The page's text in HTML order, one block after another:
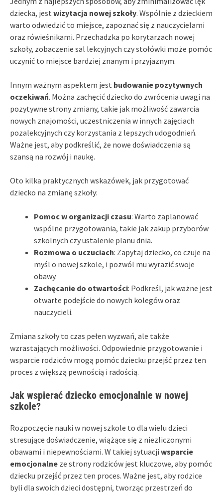
dziecka, jest wizytacja nowej szkoły. Wspólnie z dzieckiem
warto odwiedzić to miejsce, zapoznać się z nauczycielami
oraz rówieśnikami. Przechadzka po korytarzach nowej
szkoły, zobaczenie sal lekcyjnych czy stołówki może pomóc
uczynić to miejsce bardziej znanym i przyjaznym.
Innym ważnym aspektem jest budowanie pozytywnych
oczekiwań. Można zachęcić dziecko do zwrócenia uwagi na
pozytywne strony zmiany, takie jak możliwość zawarcia
nowych znajomości, uczestniczenia w innych zajęciach
pozalekcyjnych czy korzystania z lepszych udogodnień.
Ważne jest, aby podkreślić, że nowe doświadczenia są
szansą na rozwój i naukę.
Oto kilka praktycznych wskazówek, jak przygotować
dziecko na zmianę szkoły:
Pomoc w organizacji czasu: Warto zaplanować
wspólne przygotowania, takie jak zakup przyborów
szkolnych czy ustalenie planu dnia.
Rozmowa o uczuciach: Zapytaj dziecko, co czuje na
myśl o nowej szkole, i pozwól mu wyrazić swoje
obawy.
Zachęcanie do otwartości: Podkreśl, jak ważne jest
otwarte podejście do nowych kolegów oraz
nauczycieli.
Zmiana szkoły to czas pełen wyzwań, ale także
wzrastających możliwości. Odpowiednie przygotowanie i
wsparcie rodziców mogą pomóc dziecku przejść przez ten
proces z większą pewnością i radością.
Jak wspierać dziecko emocjonalnie w nowej
szkole?
Rozpoczęcie nauki w nowej szkole to dla wielu dzieci
stresujące doświadczenie, wiążące się z niezliczonymi
obawami i niepewnościami. W takiej sytuacji wsparcie
emocjonalne ze strony rodziców jest kluczowe, aby pomóc
dziecku przejść przez ten proces. Ważne jest, aby rodzice
byli dla swoich dzieci dostępni, tworząc przestrzeń do